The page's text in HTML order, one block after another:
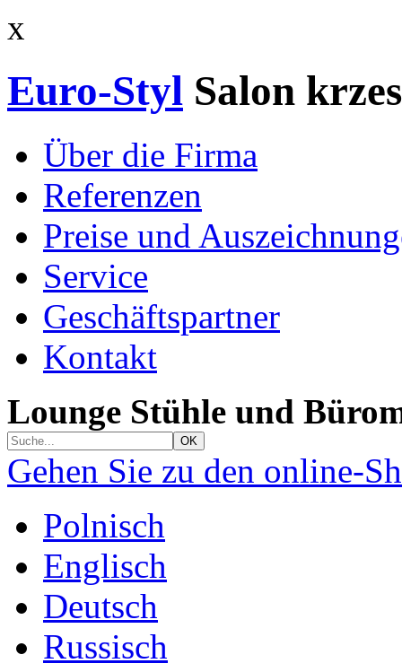
x
Euro-Styl Salon
Über die Firma
Referenzen
Preise und
Service
Geschäftspartner
Kontakt
Lounge Stühle und
Gehen Sie zu den online-
Polnisch
Englisch
Deutsch
Russisch